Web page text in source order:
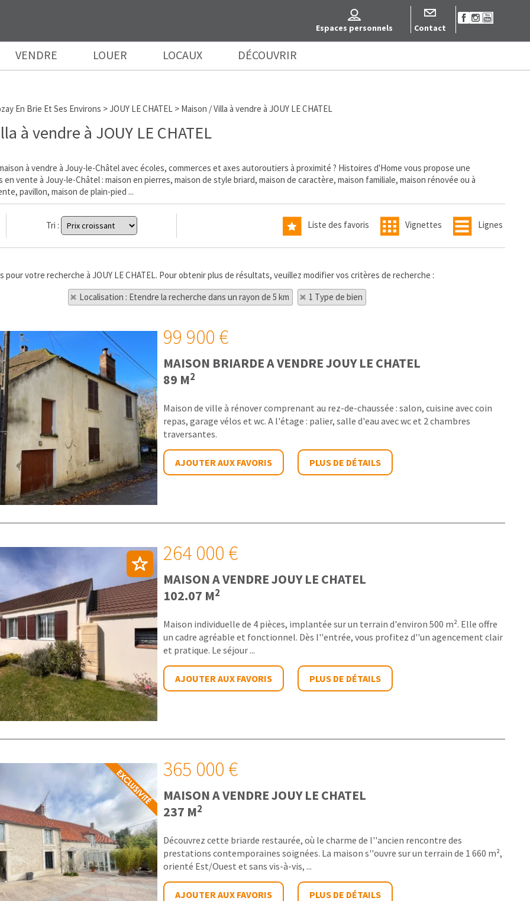
Contact
Espaces personnels
VENDRE LOUER LOCAUX DÉCOUVRIR
En Brie Et Ses Environs >JOUY LE CHATEL > Maison / Villa à vendre à JOUY LE CHATEL
à vendre à JOUY LE CHATEL
à vendre à Jouy-le-Châtel avec écoles, commerces et axes autoroutiers à proximité ? Histoires d'Home vous propose une
en vente à Jouy-le-Châtel : maison en pierres, maison de style briard, maison de caractère, maison familiale, maison rénovée ou à
pavillon, maison de plain-pied ...
Tri : Liste des favoris Vignettes Lignes
pour votre recherche à JOUY LE CHATEL. Pour obtenir plus de résultats, veuillez modifier vos critères de recherche :
Localisation : Etendre la recherche dans un rayon de 5 km
1 Type de bien
99 900 €
MAISON BRIARDE A VENDREJOUY LE CHATEL
89 M2
Maison de ville à rénover comprenant au rez-de-chaussée : salon, cuisine avec coin
repas, garage vélos et wc. A l'étage : palier, salle d'eau avec wc et 2 chambres
traversantes.
AJOUTER AUX FAVORIS PLUS DE DÉTAILS
264 000 €
MAISON A VENDREJOUY LE CHATEL
102.07 M2
Maison individuelle de 4 pièces, implantée sur un terrain d'environ 500 m². Elle offre
un cadre agréable et fonctionnel. Dès l''entrée, vous profitez d''un agencement clair
et pratique. Le séjour ...
AJOUTER AUX FAVORIS PLUS DE DÉTAILS
365 000 €
MAISON A VENDREJOUY LE CHATEL
237 M2
Découvrez cette briarde restaurée, où le charme de l''ancien rencontre des
prestations contemporaines soignées. La maison s''ouvre sur un terrain de 1 660 m²,
orienté Est/Ouest et sans vis-à-vis, ...
AJOUTER AUX FAVORIS PLUS DE DÉTAILS